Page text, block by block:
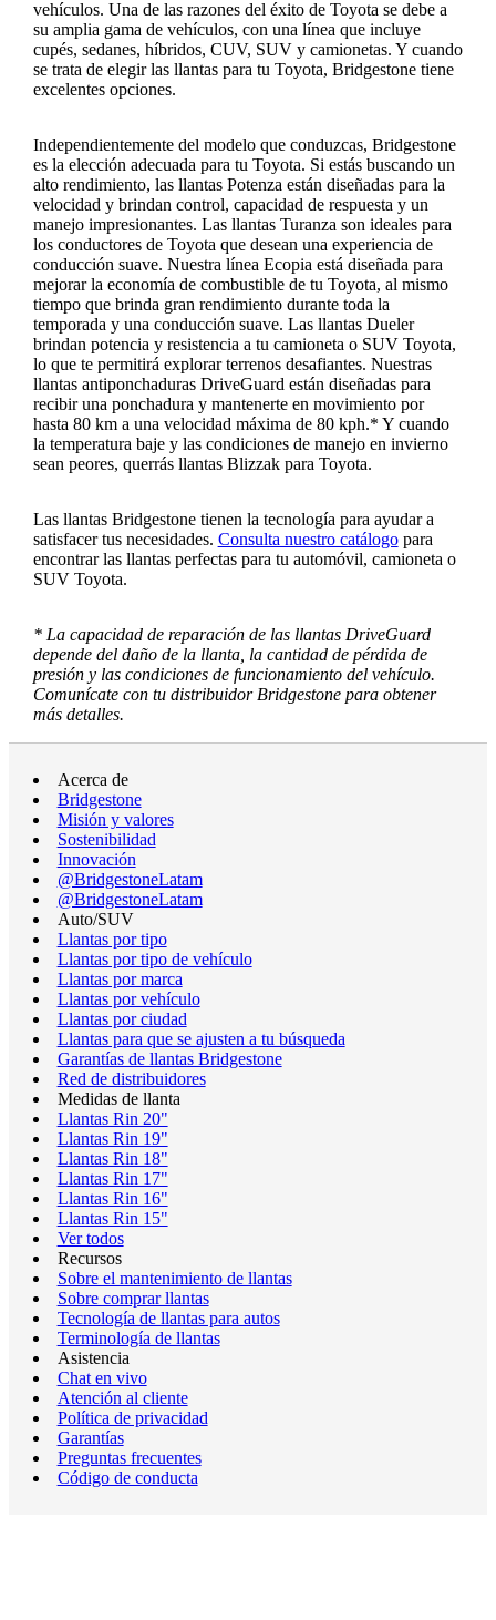
vehículos. Una de las razones del éxito de Toyota se debe a
su amplia gama de vehículos, con una línea que incluye
cupés, sedanes, híbridos, CUV, SUV y camionetas. Y cuando
se trata de elegir las llantas para tu Toyota, Bridgestone tiene
excelentes opciones.
Independientemente del modelo que conduzcas, Bridgestone
es la elección adecuada para tu Toyota. Si estás buscando un
alto rendimiento, las llantas Potenza están diseñadas para la
velocidad y brindan control, capacidad de respuesta y un
manejo impresionantes. Las llantas Turanza son ideales para
los conductores de Toyota que desean una experiencia de
conducción suave. Nuestra línea Ecopia está diseñada para
mejorar la economía de combustible de tu Toyota, al mismo
tiempo que brinda gran rendimiento durante toda la
temporada y una conducción suave. Las llantas Dueler
brindan potencia y resistencia a tu camioneta o SUV Toyota,
lo que te permitirá explorar terrenos desafiantes. Nuestras
llantas antiponchaduras DriveGuard están diseñadas para
recibir una ponchadura y mantenerte en movimiento por
hasta 80 km a una velocidad máxima de 80 kph.* Y cuando
la temperatura baje y las condiciones de manejo en invierno
sean peores, querrás llantas Blizzak para Toyota.
Las llantas Bridgestone tienen la tecnología para ayudar a
satisfacer tus necesidades. Consulta nuestro catálogopara
encontrar las llantas perfectas para tu automóvil, camioneta o
SUV Toyota.
* La capacidad de reparación de las llantas DriveGuard
depende del daño de la llanta, la cantidad de pérdida de
presión y las condiciones de funcionamiento del vehículo.
Comunícate con tu distribuidor Bridgestone para obtener
más detalles.
Acerca de
Bridgestone
Misión y valores
Sostenibilidad
Innovación
@BridgestoneLatam
@BridgestoneLatam
Auto/SUV
Llantas por tipo
Llantas por tipo de vehículo
Llantas por marca
Llantas por vehículo
Llantas por ciudad
Llantas para que se ajusten a tu búsqueda
Garantías de llantas Bridgestone
Red de distribuidores
Medidas de llanta
Llantas Rin 20"
Llantas Rin 19"
Llantas Rin 18"
Llantas Rin 17"
Llantas Rin 16"
Llantas Rin 15"
Ver todos
Recursos
Sobre el mantenimiento de llantas
Sobre comprar llantas
Tecnología de llantas para autos
Terminología de llantas
Asistencia
Chat en vivo
Atención al cliente
Política de privacidad
Garantías
Preguntas frecuentes
Código de conducta